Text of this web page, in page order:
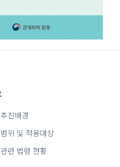
추진배경
범위 및 적용대상
관련 법령 현황